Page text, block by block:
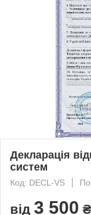
Декларація
систем
Код: DECL-VS
від 3 500 ₴